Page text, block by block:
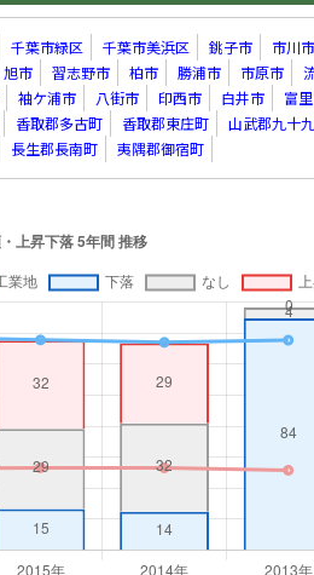
千葉市緑区 千葉市美浜区 銚子市 市川市
旭市 習志野市 柏市 勝浦市 市原市
袖ケ浦市 八街市 印西市 白井市 富
香取郡多古町 香取郡東庄町 山武郡九十
長生郡長南町 夷隅郡御宿町